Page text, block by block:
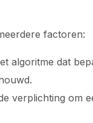
factoren:
algoritme dat
verplichting om